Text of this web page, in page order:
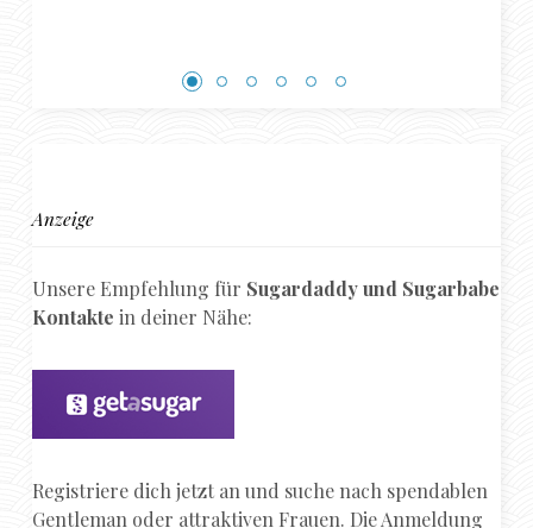
Anzeige
Unsere Empfehlung für Sugardaddy und Sugarbabe
Kontakte in deiner Nähe:
Registriere dich jetzt an und suche nach spendablen
Gentleman oder attraktiven Frauen. Die Anmeldung